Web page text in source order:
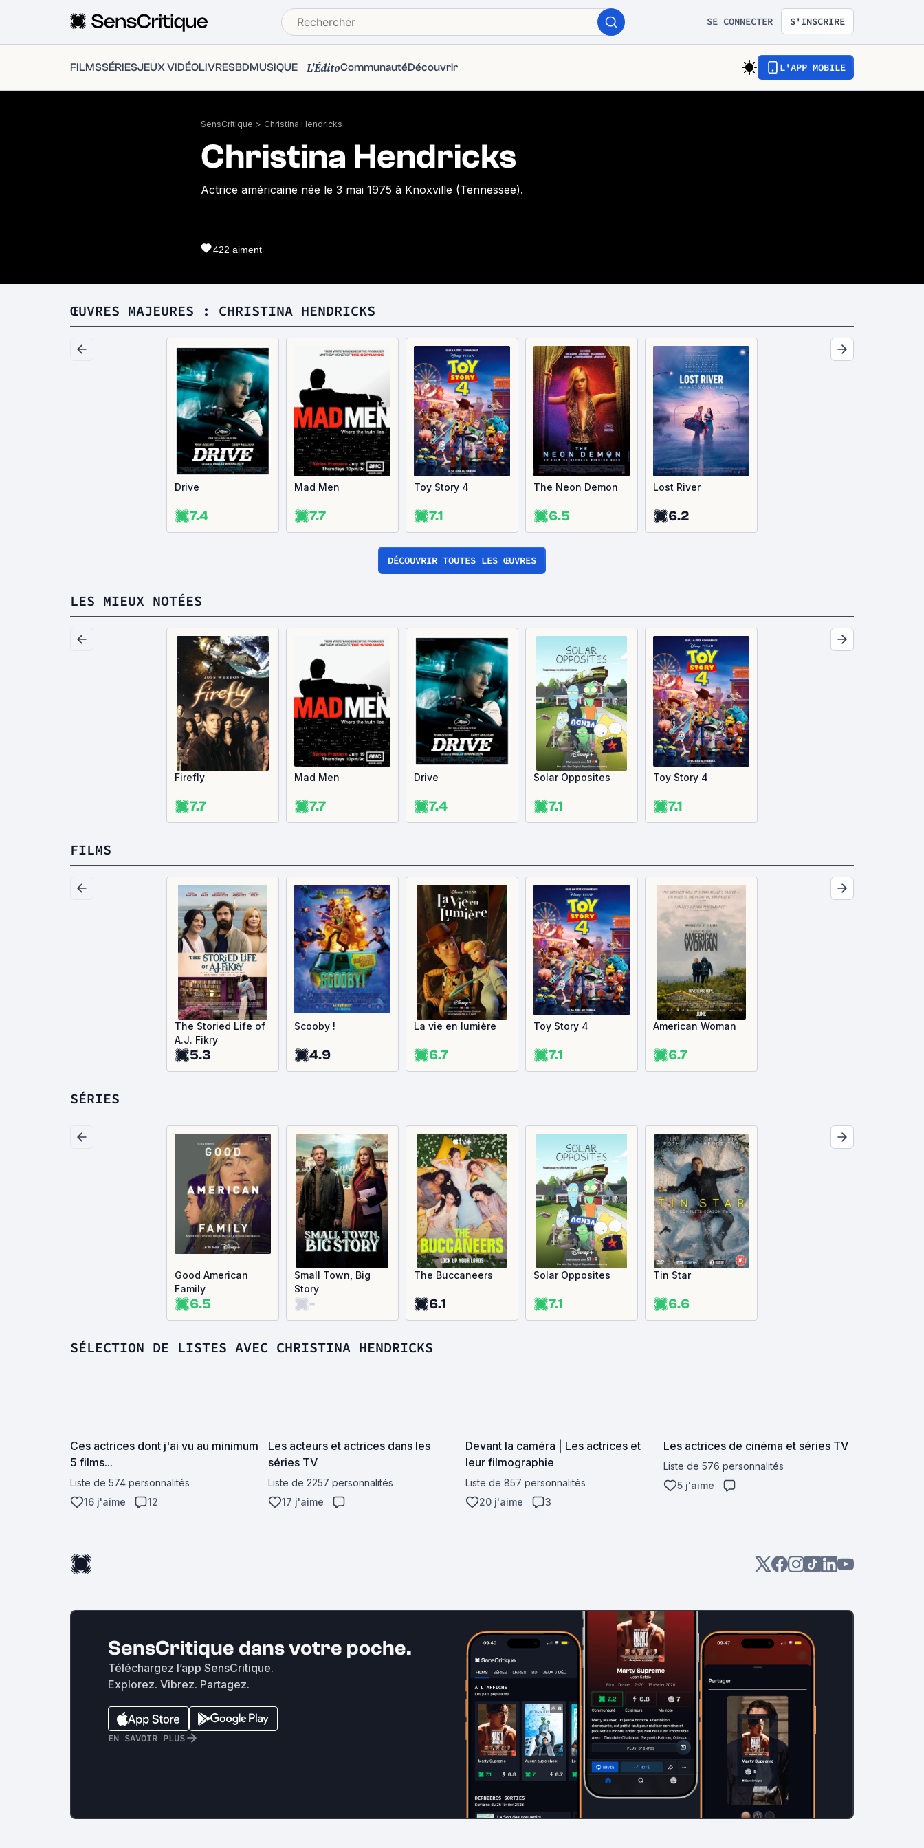
SE CONNECTER S'INSCRIRE
FILMSSÉRIESJEUX VIDÉOLIVRESBDMUSIQUE L'ÉditoCommunautéDécouvrir L'APP MOBILE
SensCritique > Christina Hendricks
Christina Hendricks
Actrice américaine née le 3 mai 1975 à Knoxville (Tennessee).
422 aiment
ŒUVRES MAJEURES : CHRISTINA HENDRICKS
Drive
7.4
Mad Men
7.7
Toy Story 4
7.1
The Neon Demon
6.5
Lost River
6.2
DÉCOUVRIR TOUTES LES ŒUVRES
LES MIEUX NOTÉES
Firefly
7.7
Mad Men
7.7
Drive
7.4
Solar Opposites
7.1
Toy Story 4
7.1
FILMS
The Storied Life of
A.J. Fikry
5.3
Scooby !
4.9
La vie en lumière
6.7
Toy Story 4
7.1
American Woman
6.7
SÉRIES
Good American
Family
6.5
Small Town, Big
Story
-
The Buccaneers
6.1
Solar Opposites
7.1
Tin Star
6.6
SÉLECTION DE LISTES AVEC CHRISTINA HENDRICKS
Ces actrices dont j'ai vu au minimum
5 films...
Liste de 574 personnalités
16 j'aime
12
Les acteurs et actrices dans les
séries TV
Liste de 2257 personnalités
17 j'aime
Devant la caméra | Les actrices et
leur filmographie
Liste de 857 personnalités
20 j'aime
3
Les actrices de cinéma et séries TV
Liste de 576 personnalités
5 j'aime
SensCritique dans votre poche.
Téléchargez l’app SensCritique.
Explorez. Vibrez. Partagez.
EN SAVOIR PLUS